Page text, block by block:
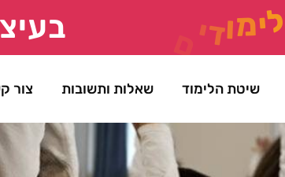
לימודי
שיטת הלימוד שאלות ותשובות צור